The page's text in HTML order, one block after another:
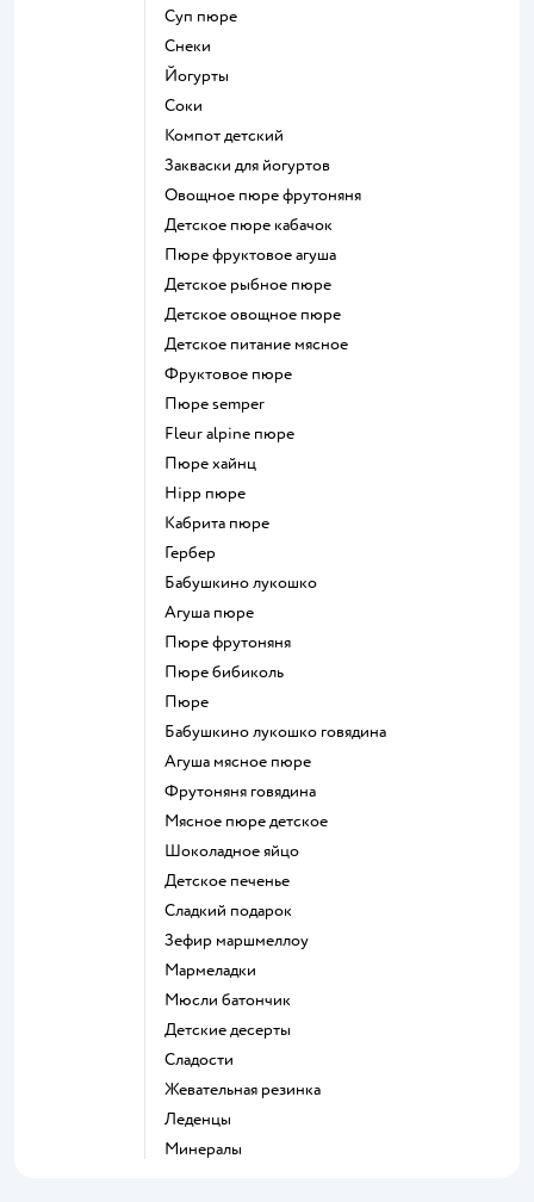
суп пюре
Снеки
йогурты
Соки
компот детский
Закваски для йогуртов
овощное пюре фрутоняня
детское пюре кабачок
пюре фруктовое агуша
детское рыбное пюре
детское овощное пюре
детское питание мясное
фруктовое пюре
пюре semper
fleur alpine пюре
пюре хайнц
hipp пюре
кабрита пюре
гербер
бабушкино лукошко
агуша пюре
пюре фрутоняня
пюре бибиколь
пюре
бабушкино лукошко говядина
агуша мясное пюре
фрутоняня говядина
мясное пюре детское
шоколадное яйцо
детское печенье
сладкий подарок
зефир маршмеллоу
мармеладки
мюсли батончик
детские десерты
сладости
жевательная резинка
леденцы
Минералы